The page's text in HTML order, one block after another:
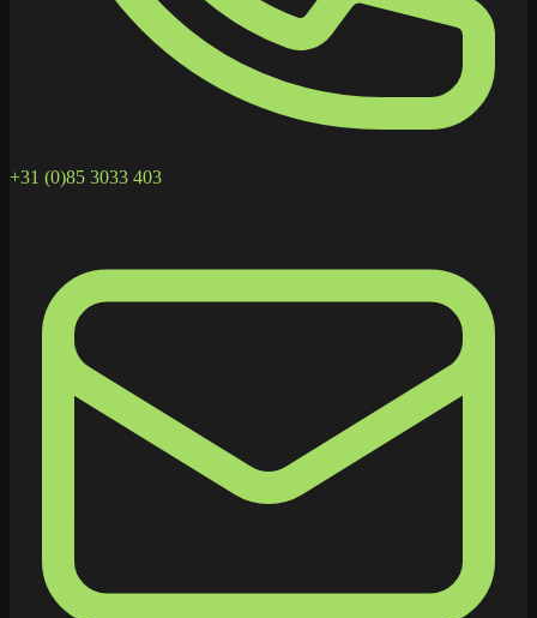
+31 (0)85 3033 403